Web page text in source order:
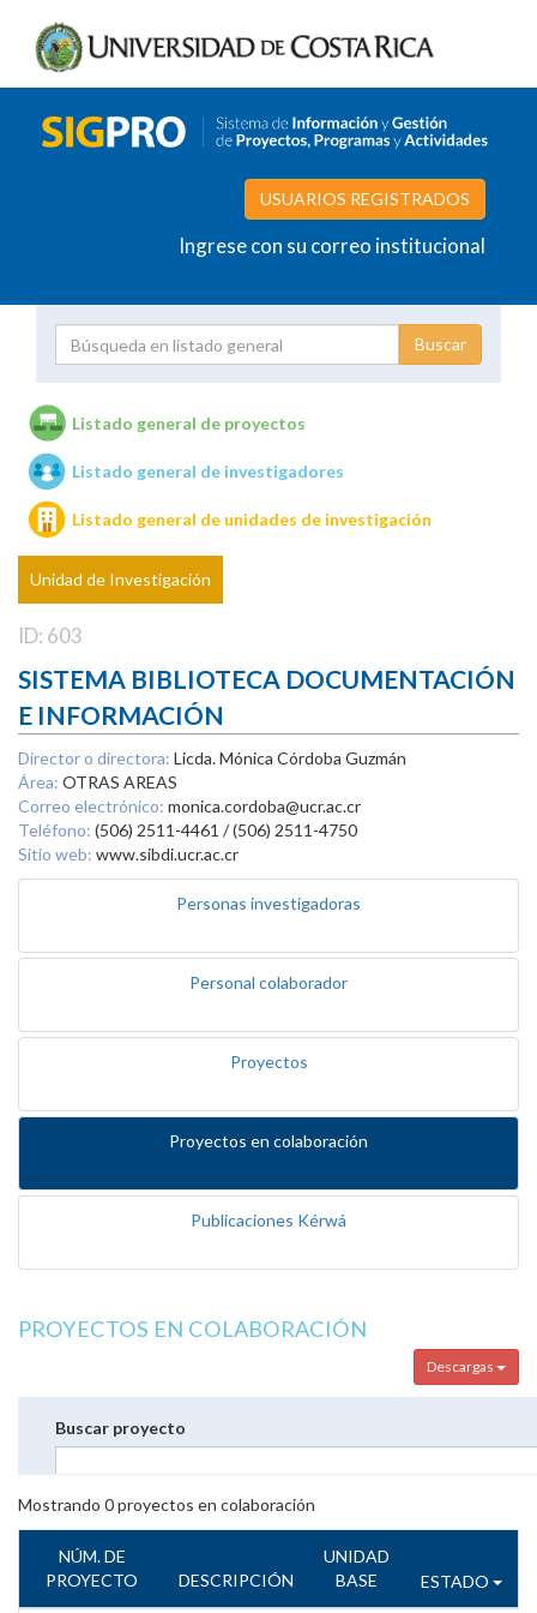
USUARIOS REGISTRADOS
Ingrese con su correo institucional
Unidades de investigación
Listado general de proyectos
Listado general de investigadores
Listado general de unidades de investigación
Unidad de Investigación
ID: 603
SISTEMA BIBLIOTECA DOCUMENTACIÓN
E INFORMACIÓN
Director o directora: Licda. Mónica Córdoba Guzmán
Área: OTRAS AREAS
Correo electrónico: monica.cordoba@ucr.ac.cr
Teléfono: (506) 2511-4461 / (506) 2511-4750
Sitio web: www.sibdi.ucr.ac.cr
Personas investigadoras
Personal colaborador
Proyectos
Proyectos en colaboración
Publicaciones Kérwá
PROYECTOS EN COLABORACIÓN
Descargas
Buscar proyecto
Mostrando 0proyectos en colaboración
NÚM. DE
PROYECTO
DESCRIPCIÓN
UNIDAD
BASE
ESTADO